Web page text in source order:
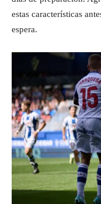
estas características
espera.